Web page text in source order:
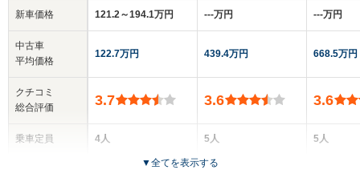
新車価格
中古車
平均価格
クチコミ
総合評価
乗車定員
121.2～194.1万円
122.7万円
3.7
4人
‐‐‐万円
439.4万円
3.6
5人
3ドア
‐‐‐万円
668.5万円
3.6
5人
▼全てを表示する